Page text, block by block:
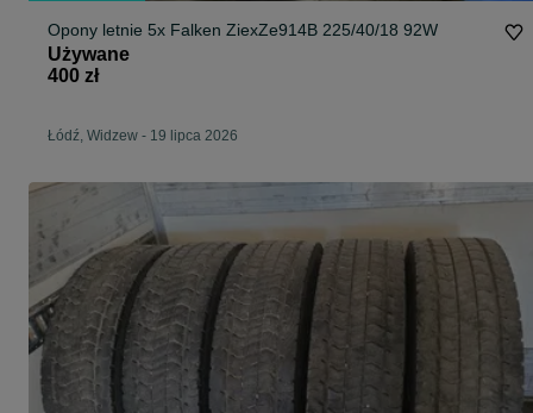
Opony letnie 5x Falken ZiexZe914B 225/40/18 92W
Używane
400 zł
Łódź, Widzew - 19 lipca 2026